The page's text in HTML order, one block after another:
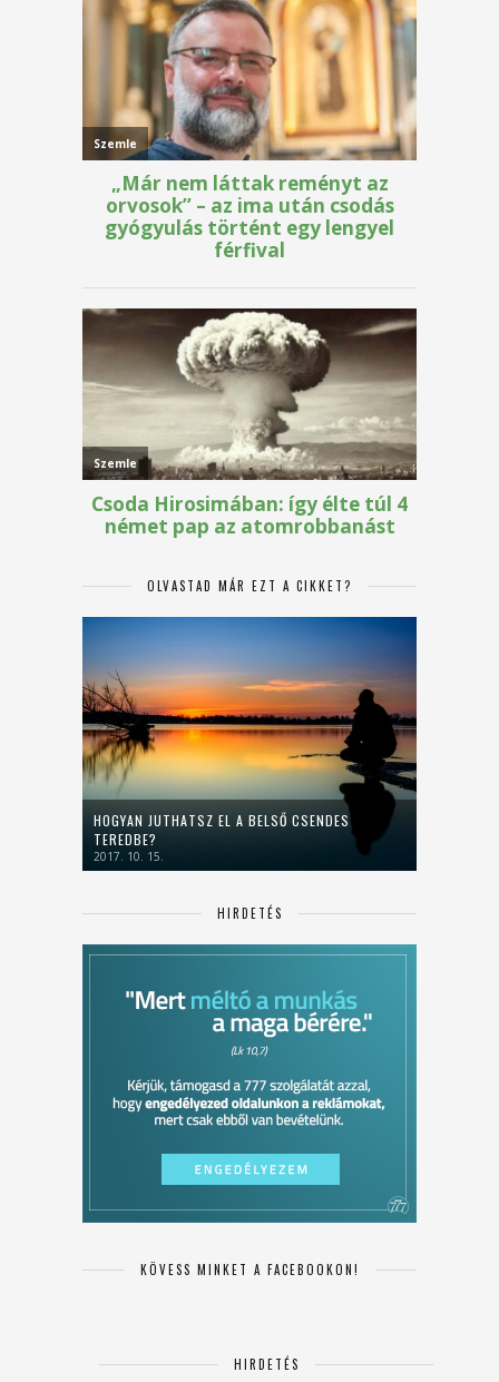
OLVASTAD MÁR EZT A CIKKET?
HOGYAN JUTHATSZ EL A BELSŐ CSENDES
TEREDBE?
2017. 10. 15.
HIRDETÉS
KÖVESS MINKET A FACEBOOKON!
HIRDETÉS